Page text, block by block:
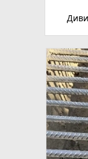
09:48
22:00
21:00
20:00